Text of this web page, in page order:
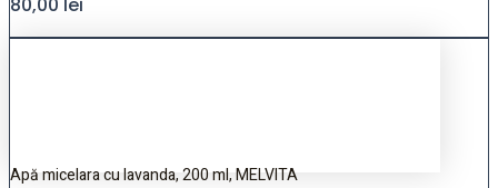
Apă micelara cu lavanda, 200 ml, MELVITA